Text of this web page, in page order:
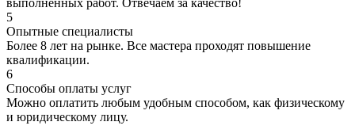
5
Опытные специалисты
Более 8 лет на рынке. Все мастера проходят повышение
квалификации.
6
Способы оплаты услуг
Можно оплатить любым удобным способом, как физическому
и юридическому лицу.